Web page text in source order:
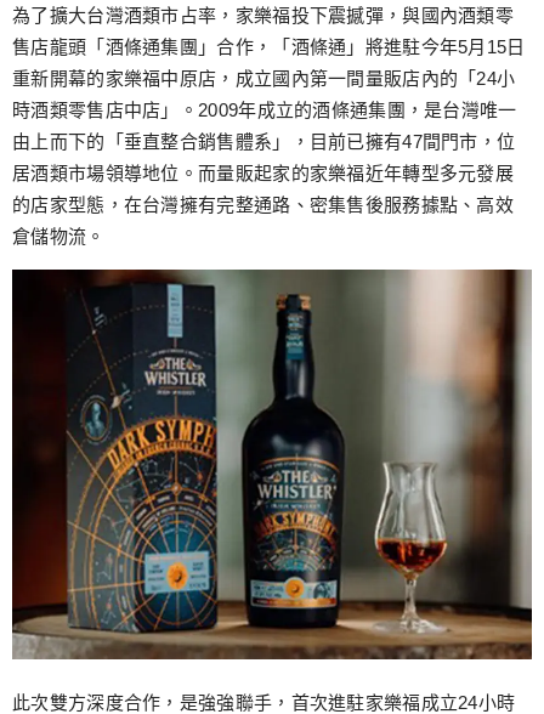
跳
至
主
要
內
容
為了擴大台灣酒類市占率，家樂福投下震撼彈，與國內酒類零
售店龍頭「酒條通集團」合作，「酒條通」將進駐今年5月15日
重新開幕的家樂福中原店，成立國內第一間量販店內的「24小
時酒類零售店中店」。2009年成立的酒條通集團，是台灣唯一
由上而下的「垂直整合銷售體系」，目前已擁有47間門市，位
居酒類市場領導地位。而量販起家的家樂福近年轉型多元發展
的店家型態，在台灣擁有完整通路、密集售後服務據點、高效
倉儲物流。
此次雙方深度合作，是強強聯手，首次進駐家樂福成立24小時